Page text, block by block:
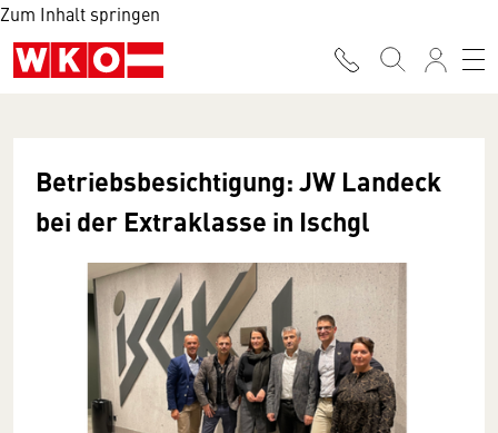
Zum Inhalt springen
Betriebsbesichtigung: JW Landeck
bei der Extraklasse in Ischgl